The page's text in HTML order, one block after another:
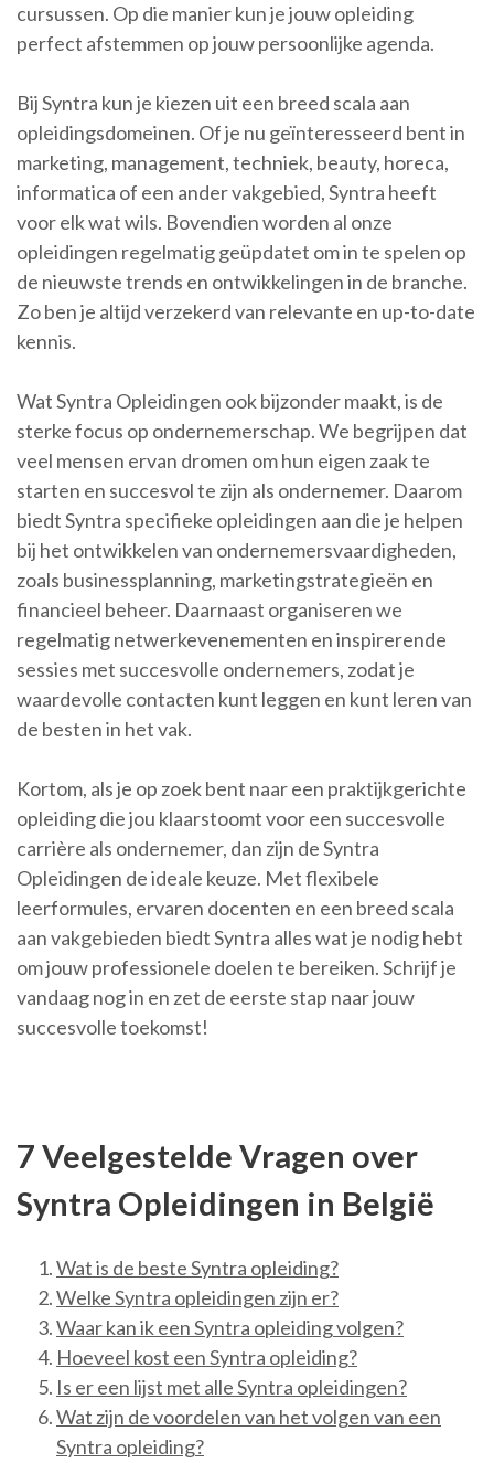
cursussen. Op die manier kun je jouw opleiding
perfect afstemmen op jouw persoonlijke agenda.
Bij Syntra kun je kiezen uit een breed scala aan
opleidingsdomeinen. Of je nu geïnteresseerd bent in
marketing, management, techniek, beauty, horeca,
informatica of een ander vakgebied, Syntra heeft
voor elk wat wils. Bovendien worden al onze
opleidingen regelmatig geüpdatet om in te spelen op
de nieuwste trends en ontwikkelingen in de branche.
Zo ben je altijd verzekerd van relevante en up-to-date
kennis.
Wat Syntra Opleidingen ook bijzonder maakt, is de
sterke focus op ondernemerschap. We begrijpen dat
veel mensen ervan dromen om hun eigen zaak te
starten en succesvol te zijn als ondernemer. Daarom
biedt Syntra specifieke opleidingen aan die je helpen
bij het ontwikkelen van ondernemersvaardigheden,
zoals businessplanning, marketingstrategieën en
financieel beheer. Daarnaast organiseren we
regelmatig netwerkevenementen en inspirerende
sessies met succesvolle ondernemers, zodat je
waardevolle contacten kunt leggen en kunt leren van
de besten in het vak.
Kortom, als je op zoek bent naar een praktijkgerichte
opleiding die jou klaarstoomt voor een succesvolle
carrière als ondernemer, dan zijn de Syntra
Opleidingen de ideale keuze. Met flexibele
leerformules, ervaren docenten en een breed scala
aan vakgebieden biedt Syntra alles wat je nodig hebt
om jouw professionele doelen te bereiken. Schrijf je
vandaag nog in en zet de eerste stap naar jouw
succesvolle toekomst!
7 Veelgestelde Vragen over
Syntra Opleidingen in België
Wat is de beste Syntra opleiding?
Welke Syntra opleidingen zijn er?
Waar kan ik een Syntra opleiding volgen?
Hoeveel kost een Syntra opleiding?
Is er een lijst met alle Syntra opleidingen?
Wat zijn de voordelen van het volgen van een
Syntra opleiding?